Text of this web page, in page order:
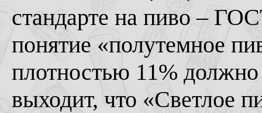
стандарте на пиво –
понятие «полутемное
плотностью 11% должно
выходит, что «Светлое